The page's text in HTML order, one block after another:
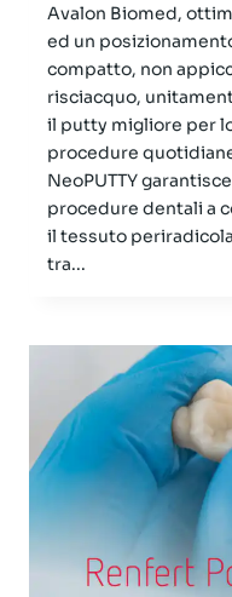
Avalon Biomed,
ed un
compatto, non
risciacquo,
il putty migliore per
procedure
NeoPUTTY
procedure dentali a
il tessuto
tra...